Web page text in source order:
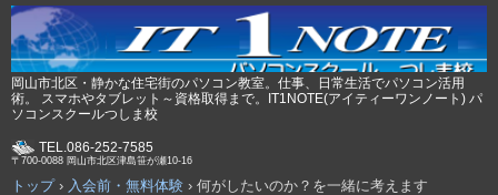
岡山市北区・静かな住宅街のパソコン教室。仕事、日常生活でパソコン活用
術。 スマホやタブレット～資格取得まで。IT1NOTE(アイティーワンノート) パ
ソコンスクールつしま校
TEL.086-252-7585
〒700-0088 岡山市北区津島笹が瀬10-16
トップ› 入会前・無料体験 › 何がしたいのか？を一緒に考えます